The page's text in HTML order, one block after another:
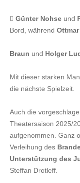
 Günter Nohse und
Bord, während Ottmar
Braun und Holger
Mit dieser starken
die nächste Spielzeit.
Auch die
Theatersaison 2025/
aufgenommen. Ganz
Verleihung des
Unterstützung des
Steffan Drotleff.